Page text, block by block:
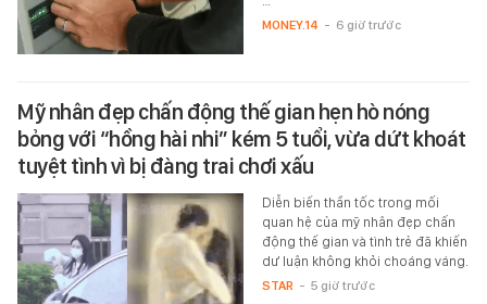
MONEY.14 - 6 giờ trước
Mỹ nhân đẹp chấn động thế gian hẹn hò nóng
bỏng với “hồng hài nhi” kém 5 tuổi, vừa dứt khoát
tuyệt tình vì bị đàng trai chơi xấu
Diễn biến thần tốc trong mối
quan hệ của mỹ nhân đẹp chấn
động thế gian và tình trẻ đã khiến
dư luận không khỏi choáng váng.
STAR - 5 giờ trước